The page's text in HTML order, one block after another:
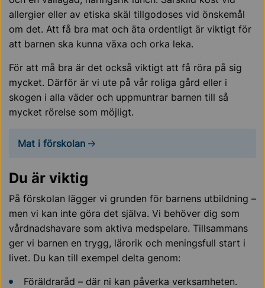
allergier eller av etiska skäl tillgodoses vid önskemål
om det. Att få bra mat och äta ordentligt är viktigt för
att barnen ska kunna växa och orka leka.
För att må bra är det också viktigt att få röra på sig
mycket. Därför är vi ute på vår roliga gård eller i
skogen i alla väder och uppmuntrar barnen till så
mycket rörelse som möjligt.
Mat i förskolan
Du är viktig
På förskolan lägger vi grunden för barnens utbildning –
men vi kan inte göra det själva. Vi behöver dig som
vårdnadshavare som aktiva medspelare. Tillsammans
ger vi barnen en trygg, lärorik och meningsfull start i
livet. Du kan till exempel delta genom:
Föräldraråd – där ni kan påverka verksamheten.